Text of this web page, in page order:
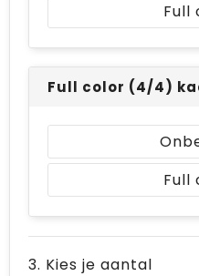
Full
Full color (4/4)
Full
3. Kies je aantal